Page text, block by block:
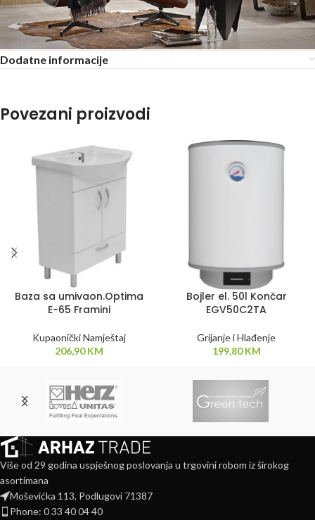
Dodatne informacije
Povezani proizvodi
Baza sa umivaon.Optima
E-65 Framini
Kupaonički Namještaj
206,90KM
Bojler el. 50l Končar
EGV50C2TA
Grijanje i Hlađenje
199,80KM
Više od 29 godina uspješnog poslovanja u trgovini robom iz širokog
asortimana
Moševićka 113, Podlugovi 71387
Phone: 0 33 40 04 40